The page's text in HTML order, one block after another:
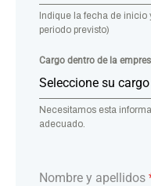
Indique la fecha de
periodo previsto)
Cargo dentro de la
Seleccione su cargo
Necesitamos esta
adecuado.
Nombre y apellidos